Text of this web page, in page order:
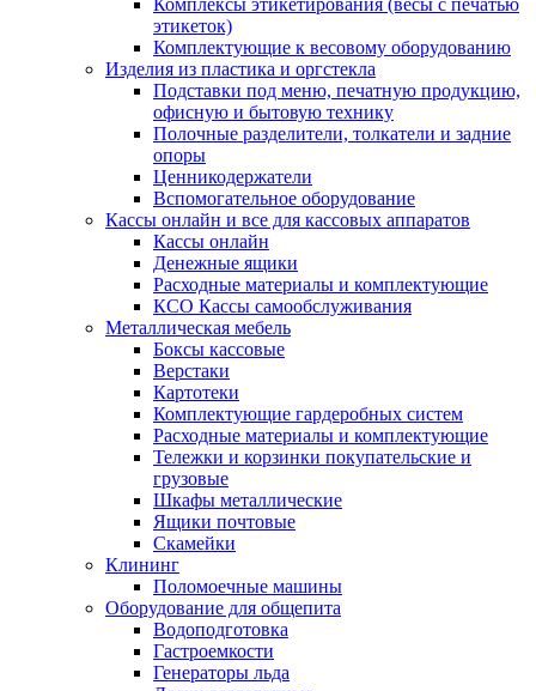
Комплексы этикетирования (весы с печатью
этикеток)
Комплектующие к весовому оборудованию
Изделия из пластика и оргстекла
Подставки под меню, печатную продукцию,
офисную и бытовую технику
Полочные разделители, толкатели и задние
опоры
Ценникодержатели
Вспомогательное оборудование
Кассы онлайн и все для кассовых аппаратов
Кассы онлайн
Денежные ящики
Расходные материалы и комплектующие
КСО Кассы самообслуживания
Металлическая мебель
Боксы кассовые
Верстаки
Картотеки
Комплектующие гардеробных систем
Расходные материалы и комплектующие
Тележки и корзинки покупательские и
грузовые
Шкафы металлические
Ящики почтовые
Скамейки
Клининг
Поломоечные машины
Оборудование для общепита
Водоподготовка
Гастроемкости
Генераторы льда